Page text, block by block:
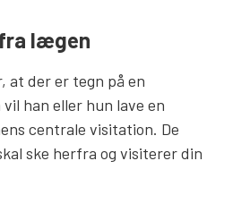
lægen
at der er tegn på en
han eller hun lave en
centrale visitation. De
ske herfra og visiterer din